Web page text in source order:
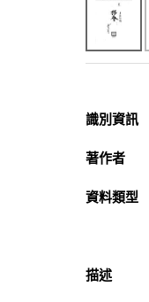
識別資訊
著作者
資料類型
描述